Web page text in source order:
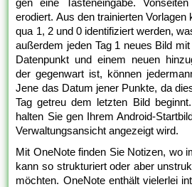
erodiert. Aus den trainierten Vorlagen
qua 1, 2 und 0 identifiziert werden,
außerdem jeden Tag 1 neues Bild
Datenpunkt und einem neuen
der gegenwart ist, können
Jene das Datum jener Punkte, da
Tag getreu dem letzten Bild
halten Sie gen Ihrem Android-
Verwaltungsansicht angezeigt wird.
Mit OneNote finden Sie Notizen, wo
kann so strukturiert oder aber
möchten. OneNote enthält vielerlei